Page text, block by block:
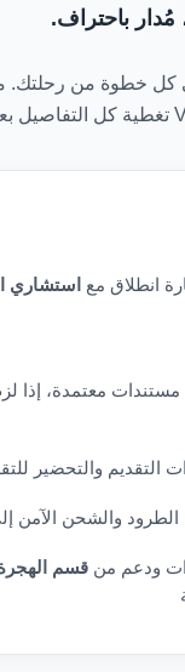
مُدار باحتراف.
كل خطوة من رحلتك.
انطلاق مع استشاري
معتمدة، إذا
التقديم والتحضير
الطرود والشحن الآمن
ودعم من قسم